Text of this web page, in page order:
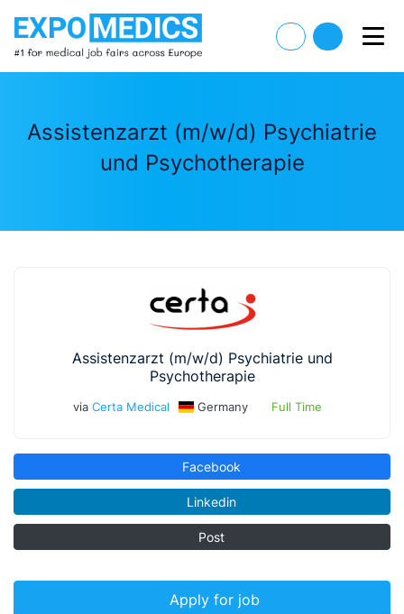
Assistenzarzt (m/w/d) Psychiatrie
und Psychotherapie
Assistenzarzt (m/w/d) Psychiatrie und
Psychotherapie
via Certa Medical Germany Full Time
Facebook
Linkedin
Post
Apply for job